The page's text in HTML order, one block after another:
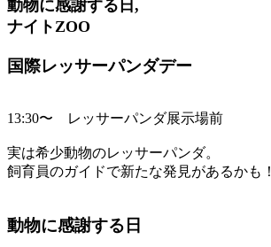
動物に感謝する日,
ナイトZOO
国際レッサーパンダデー
13:30〜 レッサーパンダ展示場前
実は希少動物のレッサーパンダ。
飼育員のガイドで新たな発見があるかも！
動物に感謝する日